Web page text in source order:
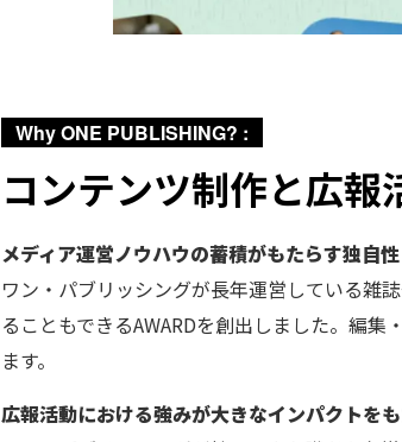
Why ONE PUBLISHING? :
コンテンツ制作と広
メディア運営ノウハウの蓄積がもたらす独自
ワン・パブリッシングが長年運営している雑
ることもできるAWARDを創出しました。編
ます。
広報活動における強みが大きなインパクトを